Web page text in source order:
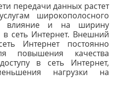
передачи данных растет
широкополосного
влияние и на ширину
сеть Интернет. Внешний
Интернет постоянно
повышения качества
в сеть Интернет,
нагрузки на